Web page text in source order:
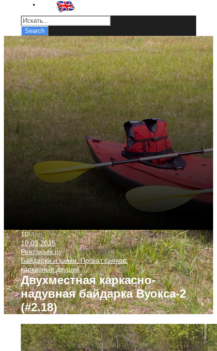
10Мар
10.03.2015
Рентакаяк.ру
Байдарки и каяки. Прокат сияков.
каркасные двушки
Двухместная каркасно-
надувная байдарка Вуокса-2
(#2.18)